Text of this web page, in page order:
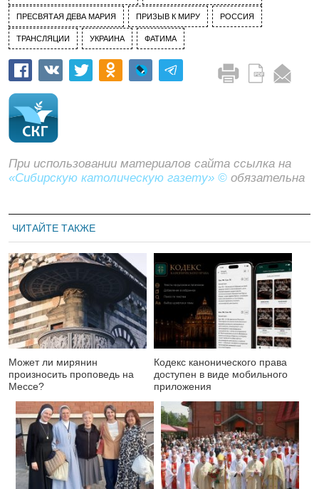
ПРЕСВЯТАЯ ДЕВА МАРИЯ ПРИЗЫВ К МИРУ РОССИЯ
ТРАНСЛЯЦИИ УКРАИНА ФАТИМА
При использовании материалов сайта ссылка на
«Сибирскую католическую газету» © обязательна
ЧИТАЙТЕ ТАКЖЕ
Может ли мирянин
произносить проповедь на
Мессе?
Кодекс канонического права
доступен в виде мобильного
приложения